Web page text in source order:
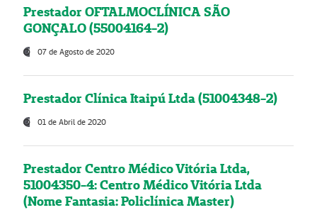
Prestador OFTALMOCLÍNICA SÃO
GONÇALO (55004164-2)
07 de Agosto de 2020
Prestador Clínica Itaipú Ltda (51004348-2)
01 de Abril de 2020
Prestador Centro Médico Vitória Ltda,
51004350-4: Centro Médico Vitória Ltda
(Nome Fantasia: Policlínica Master)